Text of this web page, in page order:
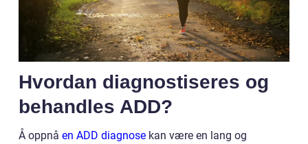
Hvordan diagnostiseres og
behandles ADD?
Å oppnå en ADD diagnose kan være en lang og